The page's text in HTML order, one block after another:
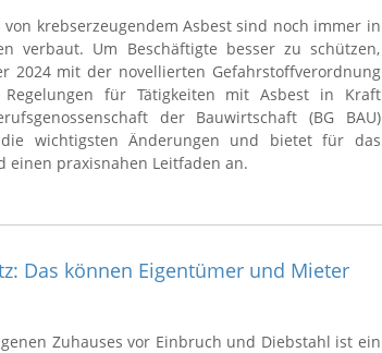
krebserzeugendem Asbest sind noch immer in
verbaut. Um Beschäftigte besser zu schützen,
2024 mit der novellierten Gefahrstoffverordnung
Regelungen für Tätigkeiten mit Asbest in Kraft
der Bauwirtschaft (BG BAU)
wichtigsten Änderungen und bietet für das
einen praxisnahen Leitfaden an.
Das können Eigentümer und Mieter
Zuhauses vor Einbruch und Diebstahl ist ein